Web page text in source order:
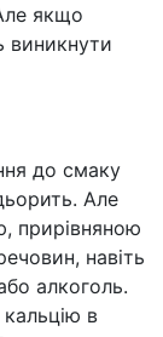
якщо
виникнути
до смаку
Але
прирівняною
навіть
алкоголь.
в